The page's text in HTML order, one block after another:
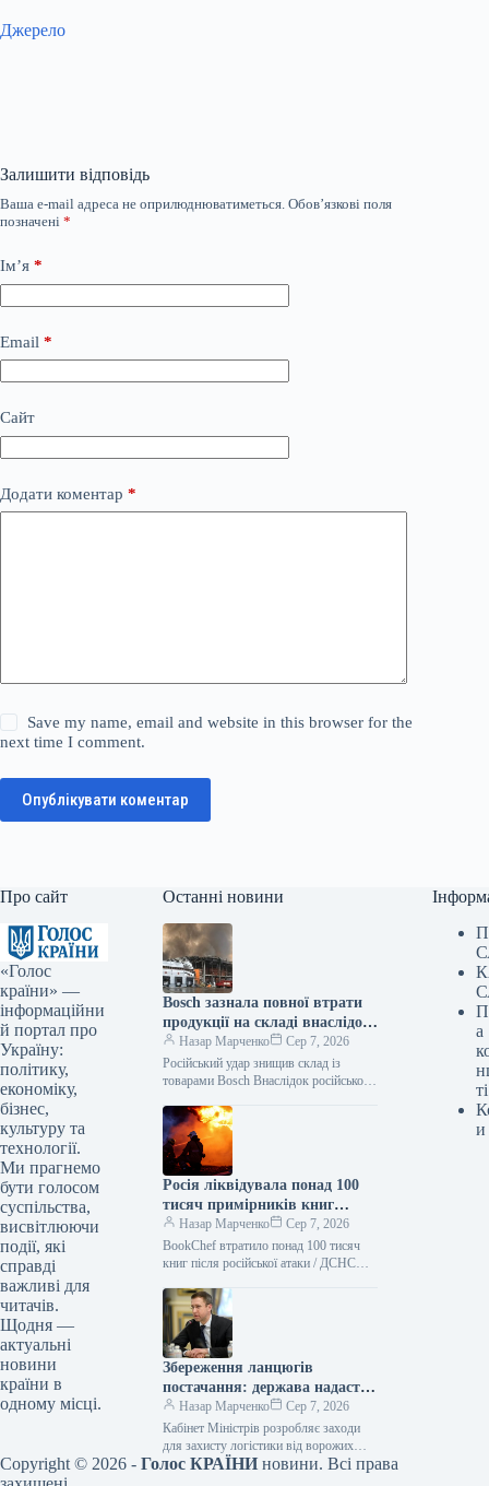
Джерело
Залишити відповідь
Ваша e-mail адреса не оприлюднюватиметься. Обов’язкові поля
позначені *
Ім’я *
Email *
Сайт
Додати коментар *
Save my name, email and website in this browser for the
next time I comment.
Опублікувати коментар
Про сайт
«Голос
країни» —
інформаційни
й портал про
Україну:
політику,
економіку,
бізнес,
культуру та
технології.
Ми прагнемо
бути голосом
суспільства,
висвітлюючи
події, які
справді
важливі для
читачів.
Щодня —
актуальні
новини
країни в
одному місці.
Останні новини
Bosch зазнала повної втрати
продукції на складі внаслідок
російського нападу
Назар Марченко
Сер 7, 2026
Російський удар знищив склад із
товарами Bosch Внаслідок російської
партнера Bosch, де зберігалася
продукція. Як повідомляє Delo.ua,
Росія ліквідувала понад 100
тисяч примірників книг
BookChef: деталі події
Назар Марченко
Сер 7, 2026
BookChef втратило понад 100 тисяч
книг після російської атаки / ДСНС
знищено резервний склад логістичного
партнера…
Збереження ланцюгів
постачання: держава надасть
комерційним підприємствам
складські приміщення
Назар Марченко
Сер 7, 2026
Кабінет Міністрів розробляє заходи
для захисту логістики від ворожих
атак / Сергій Корецький Прем’єр-
а
ті
и
Copyright © 2026 - Голос КРАЇНИ новини. Всі права